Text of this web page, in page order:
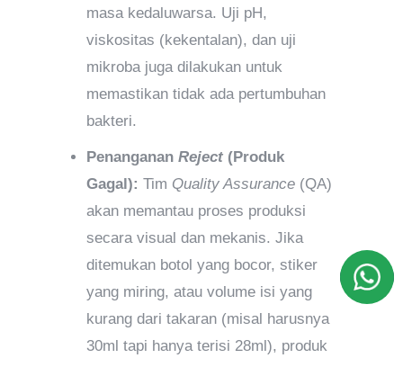
masa kedaluwarsa. Uji pH,
viskositas (kekentalan), dan uji
mikroba juga dilakukan untuk
memastikan tidak ada pertumbuhan
bakteri.
PenangananReject (Produk
Gagal): Tim Quality Assurance (QA)
akan memantau proses produksi
secara visual dan mekanis. Jika
ditemukan botol yang bocor, stiker
yang miring, atau volume isi yang
kurang dari takaran (misal harusnya
30ml tapi hanya terisi 28ml), produk